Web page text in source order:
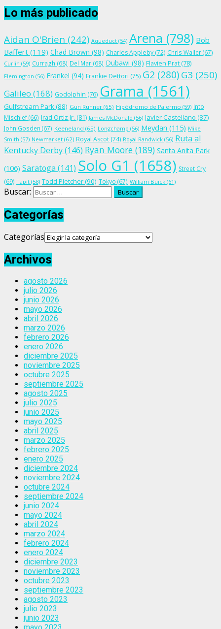
Lo más publicado
Aidan O'Brien (242) Aqueduct (54) Arena (798) Bob
Baffert (119) Chad Brown (98) Charles Appleby (72) Chris Waller(67)
Curlin (59) Curragh (68) Del Mar (68) Dubawi (98) Flavien Prat (78)
Flemington (56) Frankel (94) Frankie Dettori (75) G2 (280)G3 (250)
Galileo (168) Godolphin (76) Grama (1561)
Gulfstream Park(88) Gun Runner (65) Hipódromo de Palermo (59) Into
Mischief(66) Irad Ortiz Jr. (81) James McDonald (56) Javier Castellano (87)
John Gosden (67) Keeneland (65) Longchamp (56) Meydan (115) Mike
Smith (57) Newmarket (62) Royal Ascot (74) Royal Randwick (56) Ruta al
Kentucky Derby(146) Ryan Moore (189) Santa Anita Park
(106) Saratoga (141) Solo G1 (1658) Street Cry
(69) Tapit (58) Todd Pletcher(90) Tokyo (67) William Buick (61)
Buscar:
Categorías
Categorías
Archivos
agosto 2026
julio 2026
junio 2026
mayo 2026
abril 2026
marzo 2026
febrero 2026
enero 2026
diciembre 2025
noviembre 2025
octubre 2025
septiembre 2025
agosto 2025
julio 2025
junio 2025
mayo 2025
abril 2025
marzo 2025
febrero 2025
enero 2025
diciembre 2024
noviembre 2024
octubre 2024
septiembre 2024
junio 2024
mayo 2024
abril 2024
marzo 2024
febrero 2024
enero 2024
diciembre 2023
noviembre 2023
octubre 2023
septiembre 2023
agosto 2023
julio 2023
junio 2023